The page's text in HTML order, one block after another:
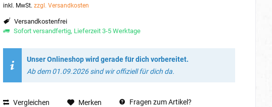
inkl. MwSt. zzgl. Versandkosten
Versandkostenfrei
Sofort versandfertig, Lieferzeit 3-5 Werktage
Unser Onlineshop wird gerade für dich vorbereitet.
Ab dem 01.09.2026 sind wir offiziell für dich da.
Vergleichen Merken
Fragen zum Artikel?